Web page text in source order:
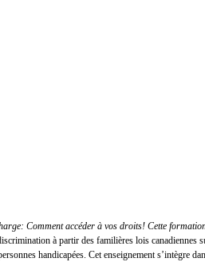
Comment accéder à vos droits! Cette
à partir des familières lois
handicapées. Cet enseignement